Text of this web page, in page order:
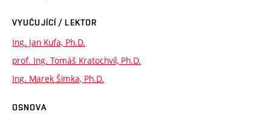
VYUČUJÍCÍ / LEKTOR
Ing. Jan Kufa, Ph.D.
prof. Ing. Tomáš Kratochvíl, Ph.D.
Ing. Marek Šimka, Ph.D.
OSNOVA